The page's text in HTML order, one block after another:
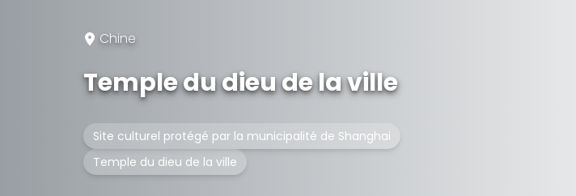
Chine
Temple du dieu de la ville
Site culturel protégé par la municipalité de Shanghai
Temple du dieu de la ville